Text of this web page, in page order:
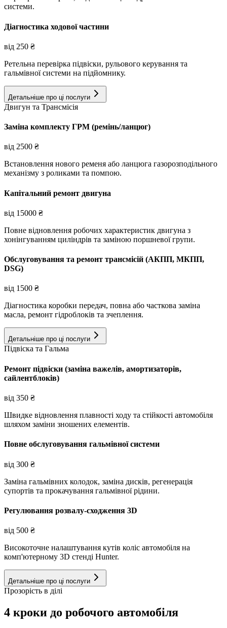
системи.
Діагностика ходової частини
від 250 ₴
Ретельна перевірка підвіски, рульового керування та
гальмівної системи на підйомнику.
Детальніше про ці послуги
Двигун та Трансмісія
Заміна комплекту ГРМ (ремінь/ланцюг)
від 2500 ₴
Встановлення нового ременя або ланцюга газорозподільного
механізму з роликами та помпою.
Капітальний ремонт двигуна
від 15000 ₴
Повне відновлення робочих характеристик двигуна з
хонінгуванням циліндрів та заміною поршневої групи.
Обслуговування та ремонт трансмісій (АКПП, МКПП,
DSG)
від 1500 ₴
Діагностика коробки передач, повна або часткова заміна
масла, ремонт гідроблоків та зчеплення.
Детальніше про ці послуги
Підвіска та Гальма
Ремонт підвіски (заміна важелів, амортизаторів,
сайлентблоків)
від 350 ₴
Швидке відновлення плавності ходу та стійкості автомобіля
шляхом заміни зношених елементів.
Повне обслуговування гальмівної системи
від 300 ₴
Заміна гальмівних колодок, заміна дисків, регенерація
супортів та прокачування гальмівної рідини.
Регулювання розвалу-сходження 3D
від 500 ₴
Високоточне налаштування кутів коліс автомобіля на
комп'ютерному 3D стенді Hunter.
Детальніше про ці послуги
Прозорість в ділі
4 кроки до робочого автомобіля